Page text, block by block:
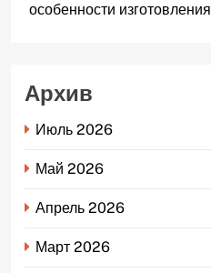
особенности изготовления
Архив
Июль 2026
Май 2026
Апрель 2026
Март 2026